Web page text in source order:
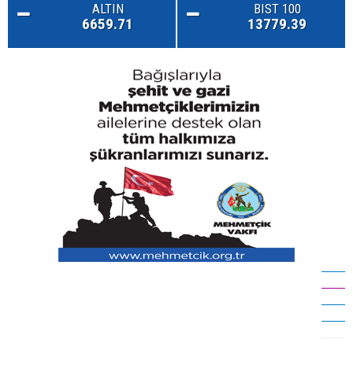
ALTIN
6659.71
BIST 100
13779.39
81 ilde düğmeye basıldı! Okullara 30 bin yeni güvenlik
görevlisi